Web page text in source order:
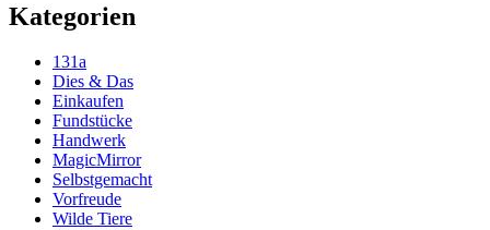
Kategorien
131a
Dies & Das
Einkaufen
Fundstücke
Handwerk
MagicMirror
Selbstgemacht
Vorfreude
Wilde Tiere